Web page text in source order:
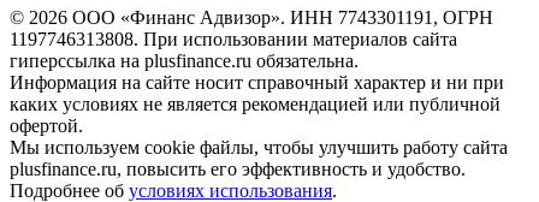
© 2026 ООО «Финанс Адвизор». ИНН 7743301191, ОГРН
1197746313808. При использовании материалов сайта
гиперссылка на plusfinance.ru обязательна.
Информация на сайте носит справочный характер и ни при
каких условиях не является рекомендацией или публичной
офертой.
Мы используем cookie файлы, чтобы улучшить работу сайта
plusfinance.ru, повысить его эффективность и удобство.
Подробнее об условиях использования.